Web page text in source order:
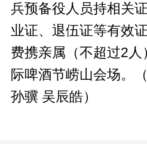
兵预备役人员持相关
业证、退伍证等有效
费携亲属（不超过2人
际啤酒节崂山会场。
孙骥 吴辰皓）